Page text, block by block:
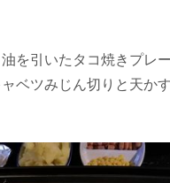
を引いたタコ焼きプレ
ベツみじん切りと天か